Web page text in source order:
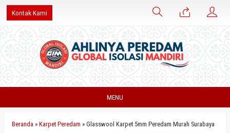
Kontak Kami
MENU
Beranda » Karpet Peredam » Glasswool Karpet 5mm Peredam Murah Surabaya